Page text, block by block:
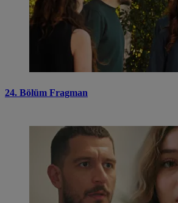
24. Bölüm Fragman